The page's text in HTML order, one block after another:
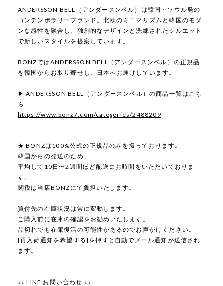
ANDERSSON BELL（アンダースンベル）は韓国・ソウル発の
コンテンポラリーブランド。北欧のミニマリズムと韓国のモダ
ンな感性を融合し、独創的なデザインと洗練されたシルエット
で新しいスタイルを提案しています。
BONZではANDERSSON BELL（アンダースンベル）の正規品
を韓国からお取り寄せし、日本へお届けしています。
▶ ANDERSSON BELL（アンダースンベル）の商品一覧はこち
ら
https://www.bonz7.com/categories/2488209
★ BONZは100%公式の正規品のみを扱っております。
韓国からの発送のため、
平均して10日〜2週間ほど配送にお時間をいただいておりま
す。
関税は当店BONZにて負担いたします。
買付先の在庫状況は常に変動します。
ご購入前に在庫の確認をお勧めいたします。
品切れでも在庫復活の可能性があるのでお声がけください。
[再入荷通知を希望する]を押すと自動でメール通知が送信され
ます。
↓↓ LINE お問い合わせ ↓↓